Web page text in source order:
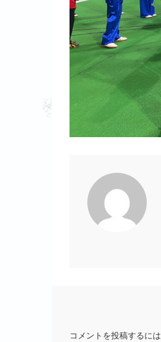
コメントを投稿するには